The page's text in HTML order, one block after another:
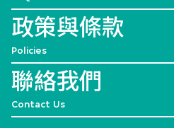
政策與條款
Policies
聯絡我們
Contact Us